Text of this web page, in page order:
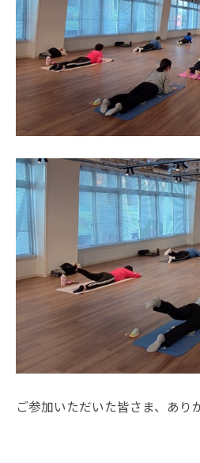
ご参加いただいた皆さま、あり